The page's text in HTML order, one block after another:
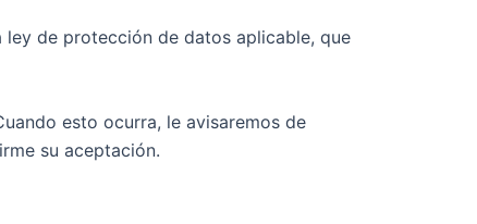
de protección de datos aplicable, que
esto ocurra, le avisaremos de
su aceptación.